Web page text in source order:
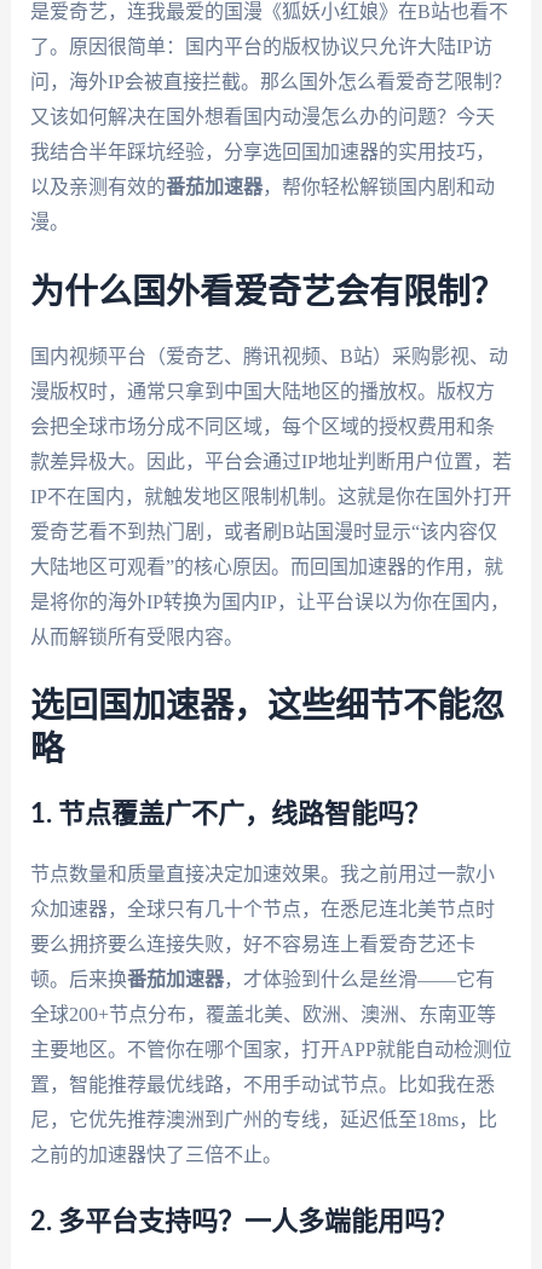
是爱奇艺，连我最爱的国漫《狐妖小红娘》在B站也看不
了。原因很简单：国内平台的版权协议只允许大陆IP访
问，海外IP会被直接拦截。那么国外怎么看爱奇艺限制？
又该如何解决在国外想看国内动漫怎么办的问题？今天
我结合半年踩坑经验，分享选回国加速器的实用技巧，
以及亲测有效的番茄加速器，帮你轻松解锁国内剧和动
漫。
为什么国外看爱奇艺会有限制？
国内视频平台（爱奇艺、腾讯视频、B站）采购影视、动
漫版权时，通常只拿到中国大陆地区的播放权。版权方
会把全球市场分成不同区域，每个区域的授权费用和条
款差异极大。因此，平台会通过IP地址判断用户位置，若
IP不在国内，就触发地区限制机制。这就是你在国外打开
爱奇艺看不到热门剧，或者刷B站国漫时显示“该内容仅
大陆地区可观看”的核心原因。而回国加速器的作用，就
是将你的海外IP转换为国内IP，让平台误以为你在国内，
从而解锁所有受限内容。
选回国加速器，这些细节不能忽
略
1. 节点覆盖广不广，线路智能吗？
节点数量和质量直接决定加速效果。我之前用过一款小
众加速器，全球只有几十个节点，在悉尼连北美节点时
要么拥挤要么连接失败，好不容易连上看爱奇艺还卡
顿。后来换番茄加速器，才体验到什么是丝滑——它有
全球200+节点分布，覆盖北美、欧洲、澳洲、东南亚等
主要地区。不管你在哪个国家，打开APP就能自动检测位
置，智能推荐最优线路，不用手动试节点。比如我在悉
尼，它优先推荐澳洲到广州的专线，延迟低至18ms，比
之前的加速器快了三倍不止。
2. 多平台支持吗？一人多端能用吗？